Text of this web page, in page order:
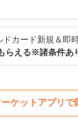
ドカード新規＆即
らえる※諸条件あ
ケットアプリで